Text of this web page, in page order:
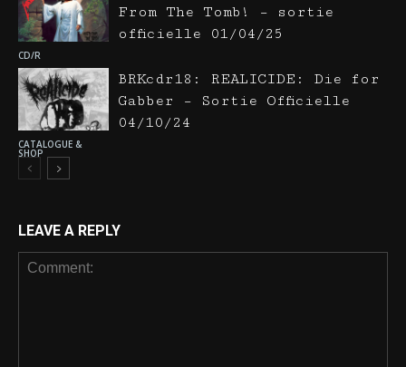
CD/R
From The Tomb! – sortie
officielle 01/04/25
CATALOGUE &
SHOP
BRKcdr18: REALICIDE: Die for
Gabber – Sortie Officielle
04/10/24
LEAVE A REPLY